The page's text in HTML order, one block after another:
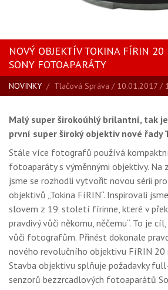
VŠETKY ČLÁNKY
NOVINKY
BLOG
SPRIEVODCA KÚPOU
ŠKOLA FOTOGRAFIE
GALÉRIA
PORADŇA
SÚŤAŽE
KALENDÁR AKCIÍ
WORKSHOPY
OBCHOD
NOVÝ OBJEKTÍV TOKINA FÍRIN
SONY FOTOAPARÁTY
NOVINKY / Tlačová Správa / 10.01.2017 /
Malý super širokoúhlý brilantní, tak
první super široký objektiv nové řady
Stále více fotografů používá
fotoaparáty s výměnnými objektivy.
jsme se rozhodli vytvořit novou sérii
objektivů „Tokina FíRIN“. Inspirovali
slovem z 19. století fírinne, které v
pravdivý vůči někomu, něčemu“. To je
vůči fotografům. Přinést dokonale
nového revolučního objektivu FíRIN 20
Stavba objektivu splňuje požadavky
senzorů bezzrcadlových fotoaparátů